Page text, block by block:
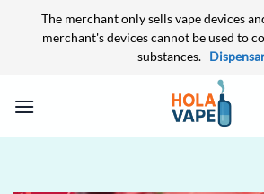
The merchant only sells vape devices
merchant's devices cannot be used to
substances.